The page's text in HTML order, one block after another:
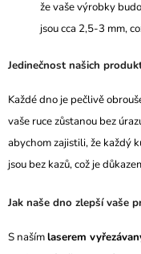
že vaše výrobky
jsou cca 2,5-3 mm,
Jedinečnost našich
Každé dno je pečlivě
vaše ruce zůstanou bez
abychom zajistili, že každý
jsou bez kazů, což je
Jak naše dno zlepší vaše
S našímlaserem